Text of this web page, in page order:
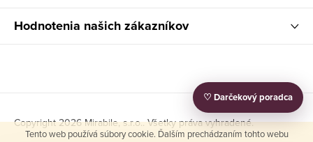
Tento web používá súbory cookie. Ďalším prechádzaním tohto webu
Hodnotenia našich zákazníkov
Copyright 2026Mirabile, s.r.o.. Všetky práva vyhradené.
♡ Darčekový poradca